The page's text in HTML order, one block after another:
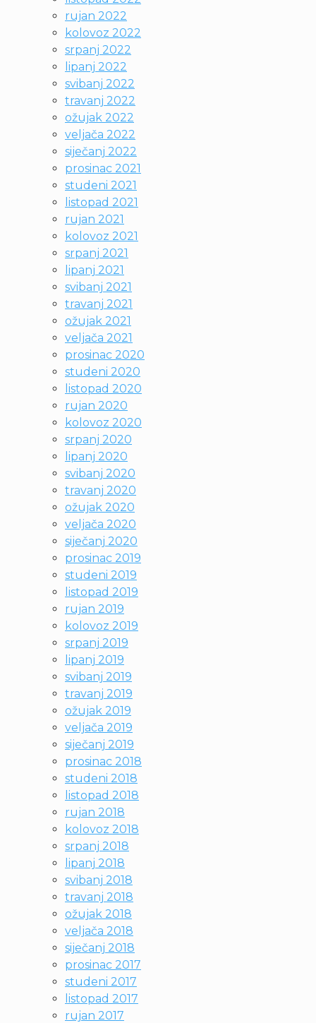
rujan 2022
kolovoz 2022
srpanj 2022
lipanj 2022
svibanj 2022
travanj 2022
ožujak 2022
veljača 2022
siječanj 2022
prosinac 2021
studeni 2021
listopad 2021
rujan 2021
kolovoz 2021
srpanj 2021
lipanj 2021
svibanj 2021
travanj 2021
ožujak 2021
veljača 2021
prosinac 2020
studeni 2020
listopad 2020
rujan 2020
kolovoz 2020
srpanj 2020
lipanj 2020
svibanj 2020
travanj 2020
ožujak 2020
veljača 2020
siječanj 2020
prosinac 2019
studeni 2019
listopad 2019
rujan 2019
kolovoz 2019
srpanj 2019
lipanj 2019
svibanj 2019
travanj 2019
ožujak 2019
veljača 2019
siječanj 2019
prosinac 2018
studeni 2018
listopad 2018
rujan 2018
kolovoz 2018
srpanj 2018
lipanj 2018
svibanj 2018
travanj 2018
ožujak 2018
veljača 2018
siječanj 2018
prosinac 2017
studeni 2017
listopad 2017
rujan 2017